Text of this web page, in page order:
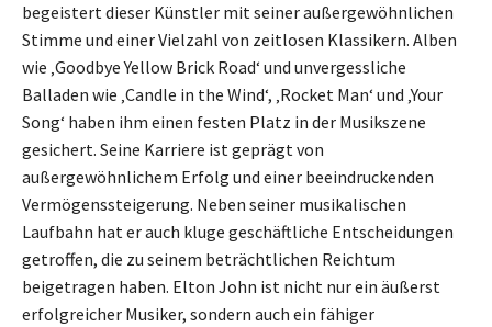
begeistert dieser Künstler mit seiner außergewöhnlichen
Stimme und einer Vielzahl von zeitlosen Klassikern. Alben
wie ‚Goodbye Yellow Brick Road‘ und unvergessliche
Balladen wie ‚Candle in the Wind‘, ‚Rocket Man‘ und ‚Your
Song‘ haben ihm einen festen Platz in der Musikszene
gesichert. Seine Karriere ist geprägt von
außergewöhnlichem Erfolg und einer beeindruckenden
Vermögenssteigerung. Neben seiner musikalischen
Laufbahn hat er auch kluge geschäftliche Entscheidungen
getroffen, die zu seinem beträchtlichen Reichtum
beigetragen haben. Elton John ist nicht nur ein äußerst
erfolgreicher Musiker, sondern auch ein fähiger